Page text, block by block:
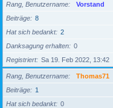
Rang, Benutzername
Vorstand
Beiträge
8
Hat sich bedankt
2
Danksagung erhalten
0
Registriert
Sa 19. Feb 2022, 13:42
Rang, Benutzername
Thomas71
Beiträge
1
Hat sich bedankt
0